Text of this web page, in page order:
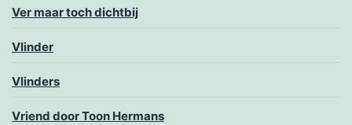
Ver maar toch dichtbij
Vlinder
Vlinders
Vriend door Toon Hermans